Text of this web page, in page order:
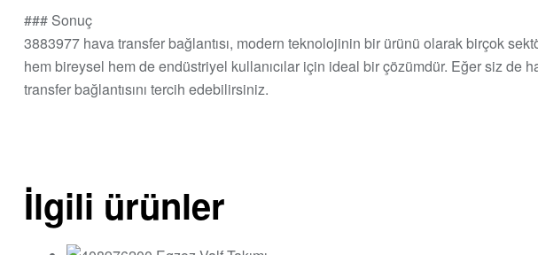
### Sonuç
3883977 hava transfer bağlantısı, modern teknolojinin bir ürünü olarak birçok
hem bireysel hem de endüstriyel kullanıcılar için ideal bir çözümdür. Eğer siz
transfer bağlantısını tercih edebilirsiniz.
İlgili ürünler